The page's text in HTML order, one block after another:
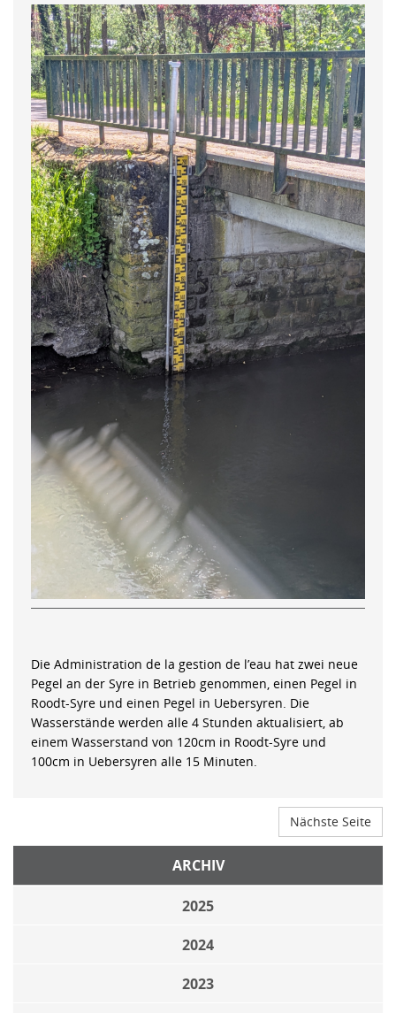
Die Administration de la gestion de l’eau hat zwei neue
Pegel an der Syre in Betrieb genommen, einen Pegel in
Roodt-Syre und einen Pegel in Uebersyren. Die
Wasserstände werden alle 4 Stunden aktualisiert, ab
einem Wasserstand von 120cm in Roodt-Syre und
100cm in Uebersyren alle 15 Minuten.
Nächste Seite
ARCHIV
2025
2024
2023